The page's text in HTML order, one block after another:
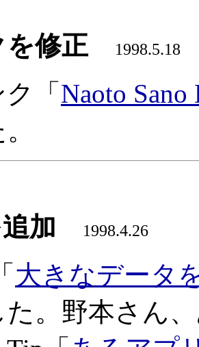
を修正 1998.5.18
「 Naoto Sano
加 1998.4.26
大きなデータ
た。野本さん